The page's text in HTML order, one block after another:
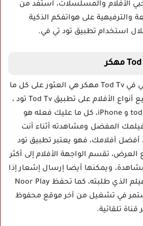
الأفلام والمسلسلات، استفد من
والترفيهية على هواتفكم الذكية
استخدام تطبيق تود تي في.
فكرة تنزيل تطبيق تود تي في Tod Tv مهكر هي العثور على كل ما
تريد أثناء البحث في جميع أنواع الأفلام على تطبيق Tod Tv تود ،
بعد تنزيل tod for android و iPhone، كل ما عليك فعله هو
المفضل ومشاهدته أثناء أنت
أفضل أفلامك، فهو يعتبر تطبيق تود
تقسم الواجهة الأفلام إلى أكثر
ويمكنها أيضا إرسال إشعار إذا
كان طلبك متاحا من الفيلم الذي طلبته، كما تحفظ Noor Play
في تشغيل من آخر موقع محفوظ
تلقائية.